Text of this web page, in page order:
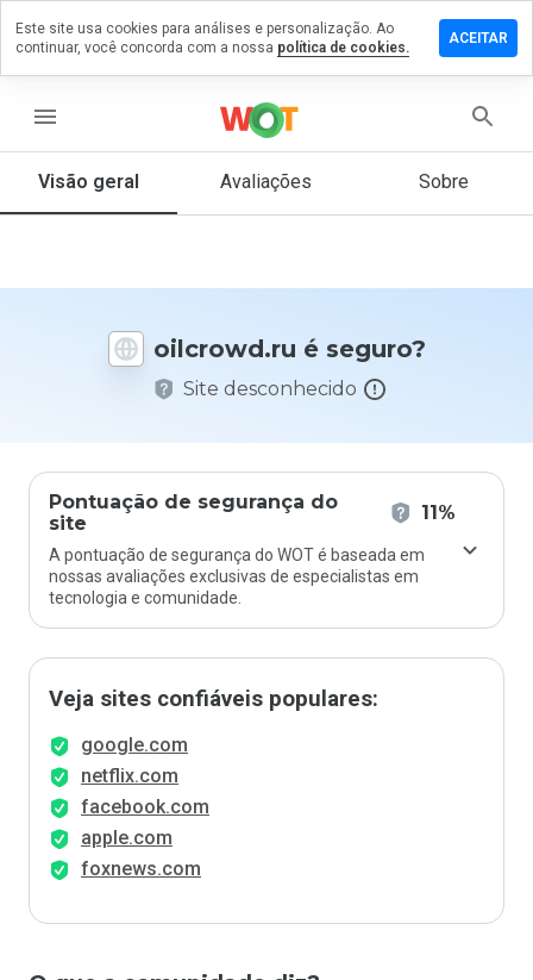
menu
Visão geral Avaliações Sobre
oilcrowd.ru é seguro?
Site desconhecido
Pontuação de segurança do
site
11%
A pontuação de segurança do WOT é baseada em
nossas avaliações exclusivas de especialistas em
tecnologia e comunidade.
Veja sites confiáveis populares:
google.com
netflix.com
facebook.com
apple.com
foxnews.com
um
que
Este site usa cookies para análises e personalização. Ao
continuar, você concorda com a nossa política de cookies.
ACEITAR